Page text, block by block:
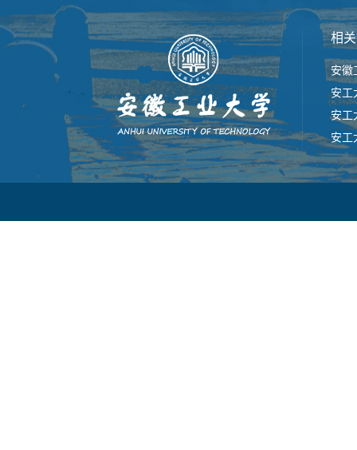
相
安徽
安工
安工
安工